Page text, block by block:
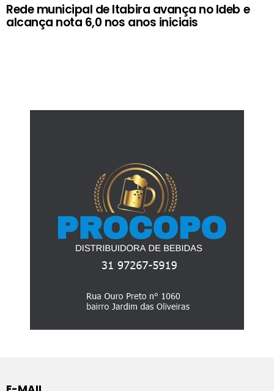
Rede municipal de Itabira avança no Ideb e
alcança nota 6,0 nos anos iniciais